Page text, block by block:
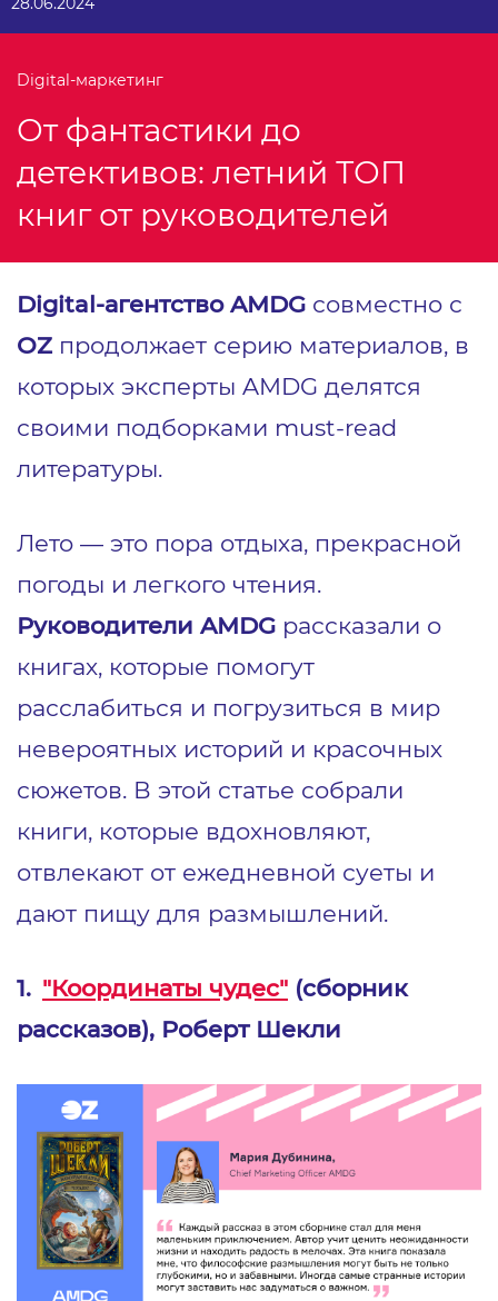
Digital-маркетинг
От фантастики до
детективов: летний ТОП
книг от руководителей
Digital-агентство AMDG совместно с
OZ продолжает серию материалов, в
которых эксперты AMDG делятся
своими подборками must-read
литературы.
Лето — это пора отдыха, прекрасной
погоды и легкого чтения.
Руководители AMDG рассказали о
книгах, которые помогут
расслабиться и погрузиться в мир
невероятных историй и красочных
сюжетов. В этой статье собрали
книги, которые вдохновляют,
отвлекают от ежедневной суеты и
дают пищу для размышлений.
1. "Координаты чудес" (сборник
рассказов), Роберт Шекли